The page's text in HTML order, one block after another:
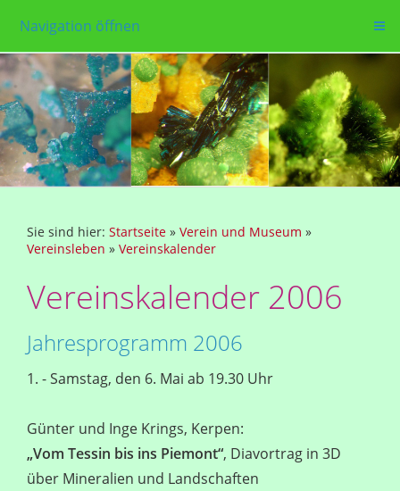
Navigation öffnen
Sie sind hier: Startseite » Verein und Museum »
Vereinsleben » Vereinskalender
Vereinskalender 2006
Jahresprogramm 2006
1. - Samstag, den 6. Mai ab 19.30 Uhr
Günter und Inge Krings, Kerpen:
„Vom Tessin bis ins Piemont“, Diavortrag in 3D
über Mineralien und Landschaften